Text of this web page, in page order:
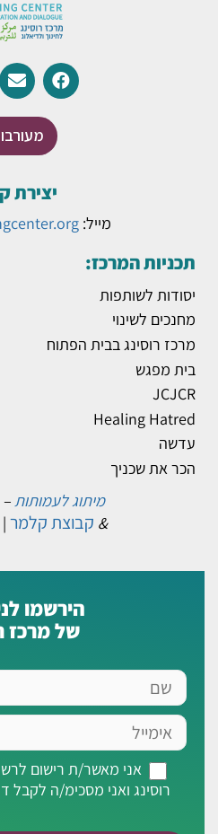
יצירת
מייל:
תכניות המרכז:
יסודות לשותפות
מחנכים לשינוי
מרכז רוסינג בבית הפתוח
בית מפגש
JCJCR
Healing Hatred
עדשה
הכר את שכניך
מיתוג לעמותות
& קבוצת קלמר |
הירשמו
של מרכז
שם
אימייל
מאשר/ת
אני מאשר/ת רישום
רוסינג ואני מסכימ/ה לקבל